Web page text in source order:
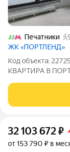
Печатники
ЖК «ПОРТЛЕНД»
Код объекта:
КВАРТИРА В
гостиная 23,4 м,
Квартира с White
32 103 672₽
от 153 790 ₽ в